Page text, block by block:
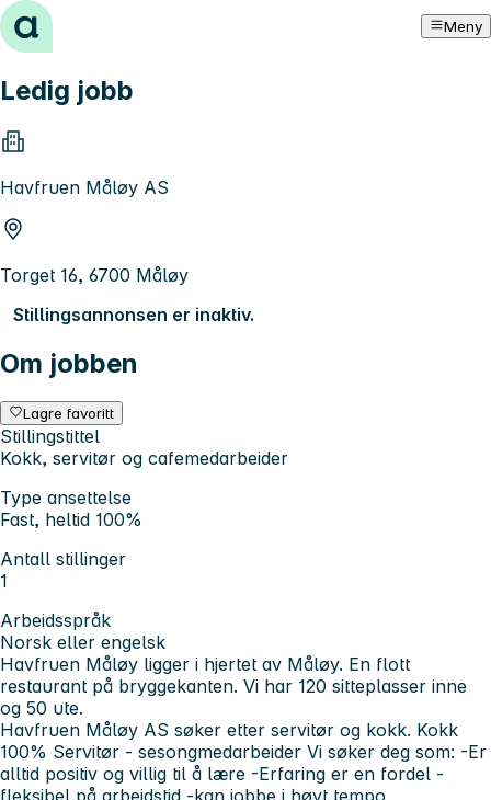
Hopp til innhold Meny
Ledig jobb
Havfruen Måløy AS
Torget 16, 6700 Måløy
Stillingsannonsen er inaktiv.
Om jobben
Lagre favoritt
Stillingstittel
Kokk, servitør og cafemedarbeider
Type ansettelse
Fast, heltid 100%
Antall stillinger
1
Arbeidsspråk
Norsk eller engelsk
Havfruen Måløy ligger i hjertet av Måløy. En flott
restaurant på bryggekanten. Vi har 120 sitteplasser inne
og 50 ute.
Havfruen Måløy AS søker etter servitør og kokk. Kokk
100% Servitør - sesongmedarbeider Vi søker deg som: -Er
alltid positiv og villig til å lære -Erfaring er en fordel -
fleksibel på arbeidstid -kan jobbe i høyt tempo